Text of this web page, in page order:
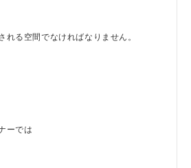
れる空間でなければなりません。
ーでは